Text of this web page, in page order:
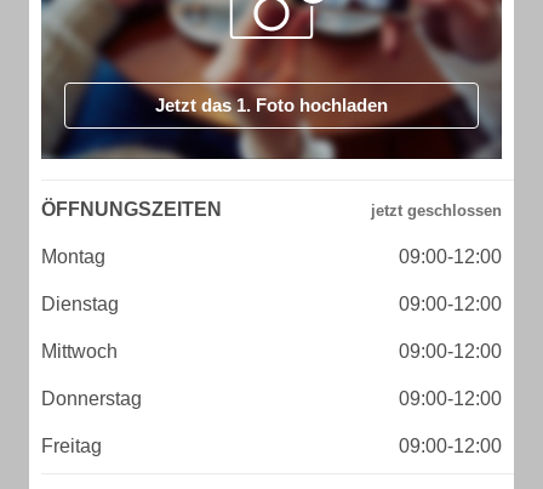
Jetzt das 1. Foto hochladen
ÖFFNUNGSZEITEN
Montag 09:00-12:00
Dienstag 09:00-12:00
Mittwoch 09:00-12:00
Donnerstag 09:00-12:00
Freitag 09:00-12:00